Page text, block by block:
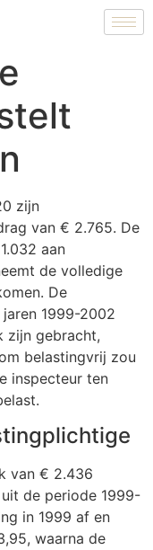
zijn
van € 2.765. De
aan
de volledige
De
1999-2002
zijn gebracht,
belastingvrij zou
inspecteur ten
van € 2.436
de periode 1999-
in 1999 af en
waarna de